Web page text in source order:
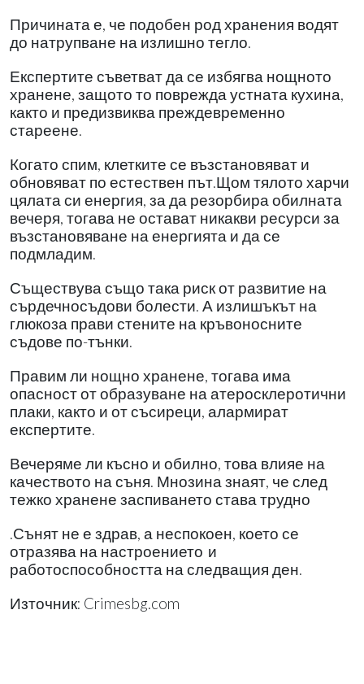
Причината е, че подобен род хранения водят
до натрупване на излишно тегло.
Експертите съветват да се избягва нощното
хранене, защото то поврежда устната кухина,
както и предизвиква преждевременно
стареене.
Когато спим, клетките се възстановяват и
обновяват по естествен път.Щом тялото харчи
цялата си енергия, за да резорбира обилната
вечеря, тогава не остават никакви ресурси за
възстановяване на енергията и да се
подмладим.
Съществува също така риск от развитие на
сърдечносъдови болести. А излишъкът на
глюкоза прави стените на кръвоносните
съдове по-тънки.
Правим ли нощно хранене, тогава има
опасност от образуване на атеросклеротични
плаки, както и от съсиреци, алармират
експертите.
Вечеряме ли късно и обилно, това влияе на
качеството на съня. Мнозина знаят, че след
тежко хранене заспиването става трудно
.Сънят не е здрав, а неспокоен, което се
отразява на настроението и
работоспособността на следващия ден.
Източник: Crimesbg.com